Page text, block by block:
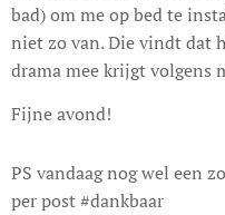
bad) om me op bed te
niet zo van. Die vindt dat
drama mee krijgt volgens
Fijne avond!
PS vandaag nog wel een
per post #dankbaar